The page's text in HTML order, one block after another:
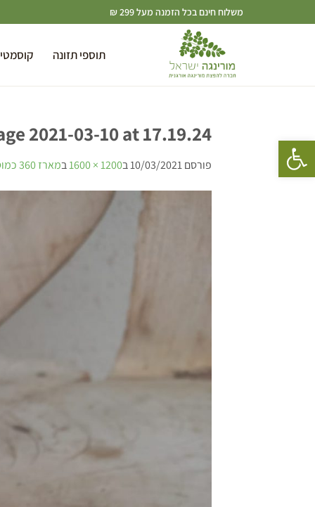
פתח סרגל נגישות
משלוח חינם בכל הזמנה מעל 299 ₪
תוספי תזונה
2021-03-10 at 17.19.24
פורסם10/03/2021ב1200 × 1600 במארז 360 כמוסות זרעי מורינגה ישראל